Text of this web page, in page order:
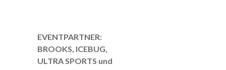
EVENTPARTNER:
BROOKS, ICEBUG,
ULTRA SPORTS und